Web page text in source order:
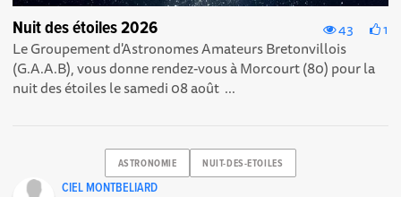
43 1
Nuit des étoiles 2026
Le Groupement d'Astronomes Amateurs Bretonvillois
(G.A.A.B), vous donne rendez-vous à Morcourt (80) pour la
nuit des étoiles le samedi 08 août ...
ASTRONOMIE NUIT-DES-ETOILES
CIEL MONTBELIARD